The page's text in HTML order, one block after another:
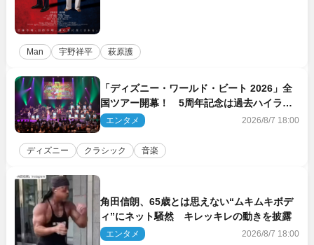
Man 宇野祥平 萩原護
「ディズニー・ワールド・ビート 2026」全
国ツアー開幕！ 5周年記念は過去ハイライ
ト＆クルーズ旅を大満喫！【潜入レポート】
エンタメ 2026/8/7 18:00
ディズニー クラシック 音楽
角田信朗、65歳とは思えない“ムキムキボデ
ィ”にネット騒然 キレッキレの動きを披露
エンタメ 2026/8/7 18:00